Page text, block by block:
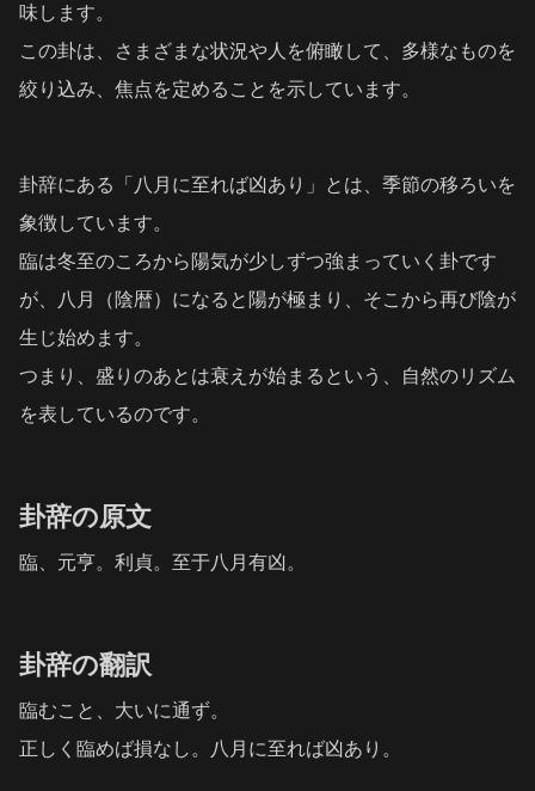
味します。
この卦は、さまざまな状況や人を俯瞰して、多様なものを
絞り込み、焦点を定めることを示しています。
卦辞にある「八月に至れば凶あり」とは、季節の移ろいを
象徴しています。
臨は冬至のころから陽気が少しずつ強まっていく卦です
が、八月（陰暦）になると陽が極まり、そこから再び陰が
生じ始めます。
つまり、盛りのあとは衰えが始まるという、自然のリズム
を表しているのです。
卦辞の原文
臨、元亨。利貞。至于八月有凶。
卦辞の翻訳
臨むこと、大いに通ず。
正しく臨めば損なし。八月に至れば凶あり。